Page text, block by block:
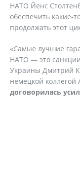
НАТО Йенс
обеспечить какие-
продолжать этот
«Самые лучшие
НАТО — это
Украины Дмитрий
немецкой
договорилась